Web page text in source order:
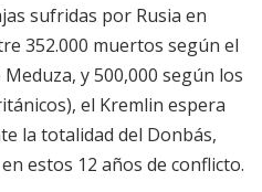
sufridas por Rusia en
352.000 muertos según el
y 500,000 según los
el Kremlin espera
la totalidad del Donbás,
estos 12 años de conflicto.